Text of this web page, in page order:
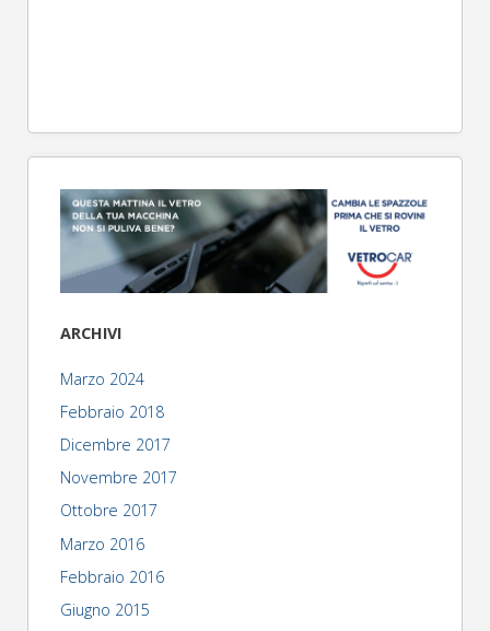
ARCHIVI
Marzo 2024
Febbraio 2018
Dicembre 2017
Novembre 2017
Ottobre 2017
Marzo 2016
Febbraio 2016
Giugno 2015